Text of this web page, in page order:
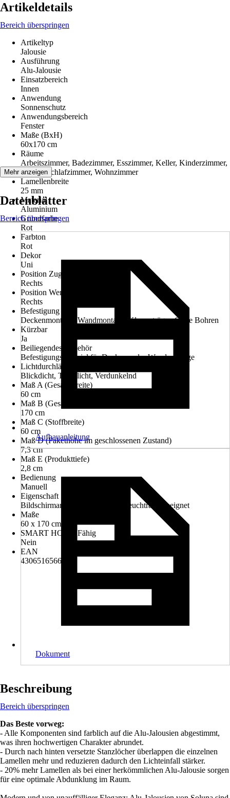
Artikeldetails
Bereich überspringen
Artikeltyp
Jalousie
Ausführung
Alu-Jalousie
Einsatzbereich
Innen
Anwendung
Sonnenschutz
Anwendungsbereich
Fenster
Maße (BxH)
60x170 cm
Räume
Arbeitszimmer, Badezimmer, Esszimmer, Keller, Kinderzimmer,
Küche, Schlafzimmer, Wohnzimmer
Lamellenbreite
25 mm
Material
Aluminium
Grundfarbe
Rot
Farbton
Rot
Dekor
Uni
Position Zugvorrichtung
Rechts
Position Wendestab
Rechts
Befestigung
Deckenmontage, Wandmontage, Klemmträger, Ohne Bohren
Kürzbar
Ja
Beiliegendes Zubehör
Befestigungsmaterial für Decken- oder Wandmontage
Lichtdurchlässigkeit
Blickdicht, Tageslicht, Verdunkelnd
Maß A (Gesamtbreite)
60 cm
Maß B (Gesamthöhe)
170 cm
Maß C (Stoffbreite)
60 cm
Maß D (Pakethöhe im geschlossenen Zustand)
7,3 cm
Maß E (Produkttiefe)
2,8 cm
Bedienung
Manuell
Eigenschaft
Bildschirmarbeitsplatzgeeignet, Feuchtraumgeeignet
Maße
60 x 170 cm
SMART HOME Fähig
Nein
EAN
4306516566174
Mehr anzeigen
Datenblätter
Bereich überspringen
Aufbauanleitung
Dokument
Beschreibung
Bereich überspringen
Das Beste vorweg:
- Alle Komponenten sind farblich auf die Alu-Jalousien abgestimmt,
was ihren hochwertigen Charakter abrundet.
- Durch nach hinten versetzte Stanzlöcher überlappen die einzelnen
Lamellen mehr und reduzieren dadurch den Lichteinfall stärker.
- 20% mehr Lamellen als bei einer herkömmlichen Alu-Jalousie sorgen
für eine optimale Abdunklung im Raum.